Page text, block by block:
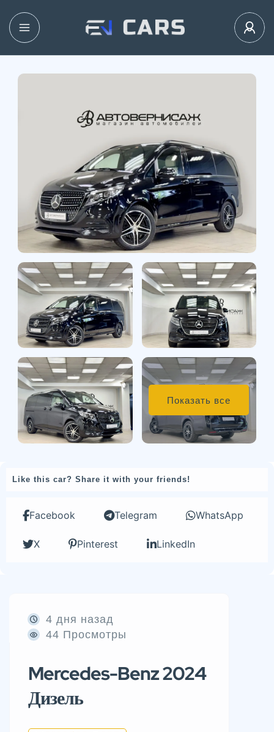
Показать все
Like this car? Share it with your friends!
Facebook Telegram WhatsApp
X Pinterest LinkedIn
4 дня назад
44 Просмотры
Mercedes-Benz 2024
Дизель